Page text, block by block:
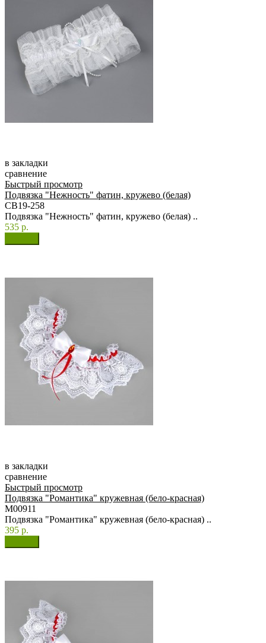
в закладки
сравнение
Быстрый просмотр
Подвязка "Нежность" фатин, кружево (белая)
СВ19-258
Подвязка "Нежность" фатин, кружево (белая) ..
535 р.
в закладки
сравнение
Быстрый просмотр
Подвязка "Романтика" кружевная (бело-красная)
М00911
Подвязка "Романтика" кружевная (бело-красная) ..
395 р.